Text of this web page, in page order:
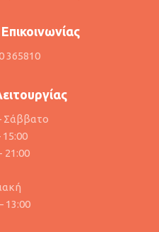
365810
Σάββατο
15:00
21:00
13:00